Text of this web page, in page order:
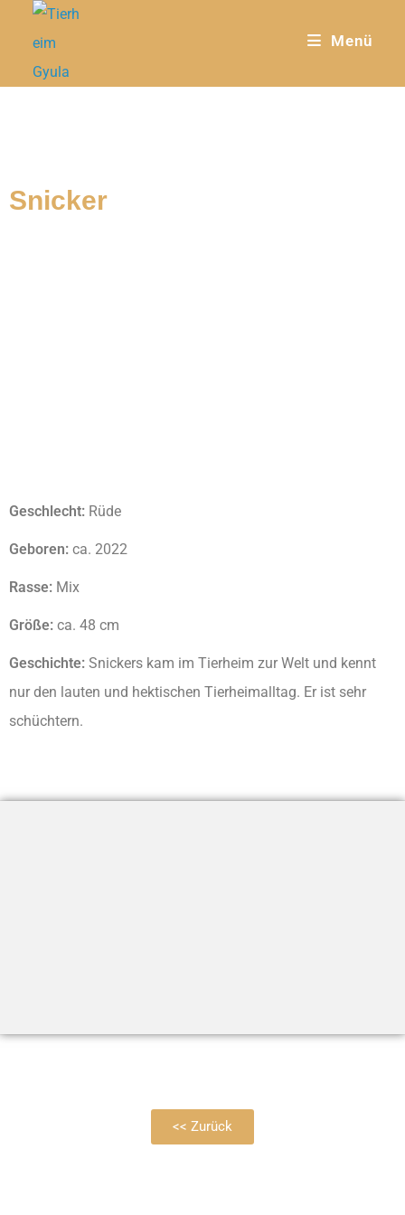
Menü
Snicker
Geschlecht: Rüde
Geboren: ca. 2022
Rasse: Mix
Größe: ca. 48 cm
Geschichte: Snickers kam im Tierheim zur Welt und kennt
nur den lauten und hektischen Tierheimalltag. Er ist sehr
schüchtern.
<< Zurück